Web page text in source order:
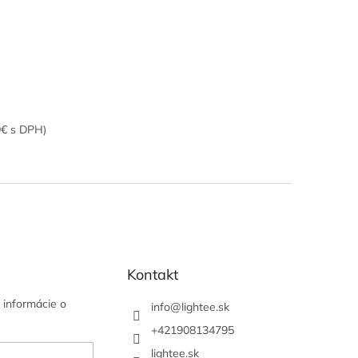
s DPH)
o
Kontakt
info@lightee.sk
+421908134795
lightee.sk